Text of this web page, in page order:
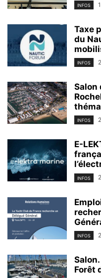
INFOS
Taxe
du
INFOS
Salon
INFOS
E-
INFOS
INFOS
Forêt